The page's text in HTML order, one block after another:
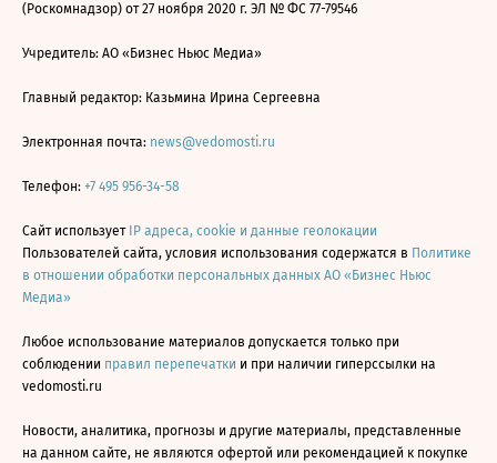
(Роскомнадзор) от 27 ноября 2020 г. ЭЛ № ФС 77-79546
Учредитель: АО «Бизнес Ньюс Медиа»
Главный редактор: Казьмина Ирина Сергеевна
Электронная почта: news@vedomosti.ru
Телефон: +7 495 956-34-58
Сайт использует IP адреса, cookie и данные геолокации
Пользователей сайта, условия использования содержатся в Политике
в отношении обработки персональных данных АО «Бизнес Ньюс
Медиа»
Любое использование материалов допускается только при
соблюдении правил перепечатки и при наличии гиперссылки на
vedomosti.ru
Новости, аналитика, прогнозы и другие материалы, представленные
на данном сайте, не являются офертой или рекомендацией к покупке